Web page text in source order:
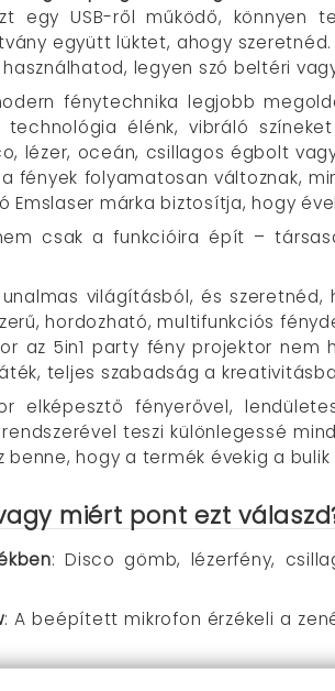
egy USB-ről működő, könnyen
együtt lüktet, ahogy
legyen szó beltéri
fénytechnika legjobb
technológia élénk, vibráló
lézer, oceán, csillagos égbolt
fények folyamatosan változnak,
Emslaser márka biztosítja, hogy
csak a funkcióira épít –
világításból, és
hordozható, multifunkciós
az 5in1 party fény projektor nem
teljes szabadság a
elképesztő fényerővel,
teszi különlegessé
hogy a termék évekig a
miért pont ezt
: Disco gömb, lézerfény,
: A beépített mikrofon érzékeli a
: